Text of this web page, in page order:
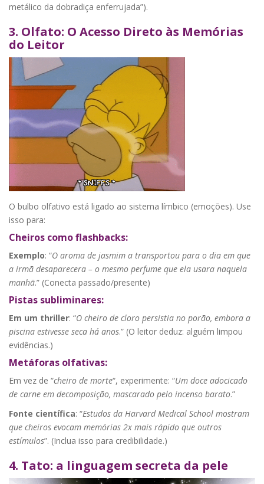
metálico da dobradiça enferrujada”).
3. Olfato: O Acesso Direto às Memórias
do Leitor
O bulbo olfativo está ligado ao sistema límbico (emoções). Use
isso para:
Cheiros como flashbacks:
Exemplo: “O aroma de jasmim a transportou para o dia em que
a irmã desaparecera – o mesmo perfume que ela usara naquela
manhã.” (Conecta passado/presente)
Pistas subliminares:
Em um thriller: “O cheiro de cloro persistia no porão, embora a
piscina estivesse seca há anos.” (O leitor deduz: alguém limpou
evidências.)
Metáforas olfativas:
Em vez de “cheiro de morte“, experimente: “Um doce adocicado
de carne em decomposição, mascarado pelo incenso barato.”
Fonte científica: “Estudos da Harvard Medical School mostram
que cheiros evocam memórias 2x mais rápido que outros
estímulos”. (Inclua isso para credibilidade.)
4. Tato: a linguagem secreta da pele